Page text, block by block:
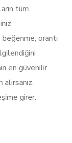
tüm
orantı
en güvenilir
girer.